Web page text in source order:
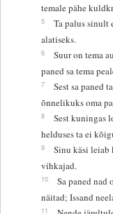
temale pähe
5
Ta palus sinult
alatiseks.
6
Suur on tema
paned sa tema
7
Sest sa paned
õnnelikuks oma
8
Sest kuningas
helduses ta ei
9
Sinu käsi leiab
vihkajad.
10
Sa paned nad
näitad; Issand
11